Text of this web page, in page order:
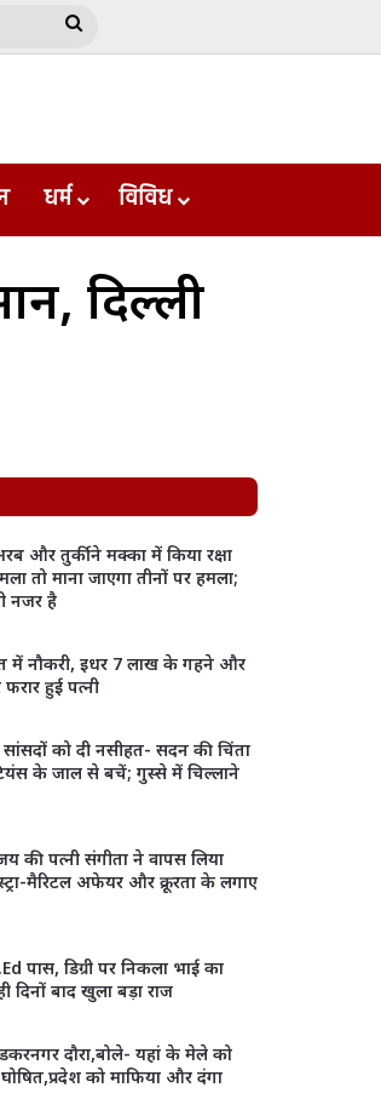
Search
धर्म विविध
दिल्ली
और तुर्की ने मक्का में किया रक्षा
तो माना जाएगा तीनों पर हमला;
नजर है
में नौकरी, इधर 7 लाख के गहने और
हुई पत्नी
को दी नसीहत- सदन की चिंता
के जाल से बचें; गुस्से में चिल्लाने
की पत्नी संगीता ने वापस लिया
मैरिटल अफेयर और क्रूरता के लगाए
पास, डिग्री पर निकला भाई का
दिनों बाद खुला बड़ा राज
दौरा,बोले- यहां के मेले को
को माफिया और दंगा